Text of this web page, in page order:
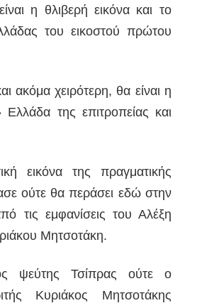
η θλιβερή εικόνα και το
του εικοστού πρώτου
ακόμα χειρότερη, θα είναι η
Ελλάδα της επιτροπείας και
εικόνα της πραγματικής
ούτε θα περάσει εδώ στην
τις εμφανίσεις του Αλέξη
Μητσοτάκη.
ψεύτης Τσίπρας ούτε ο
Κυριάκος Μητσοτάκης